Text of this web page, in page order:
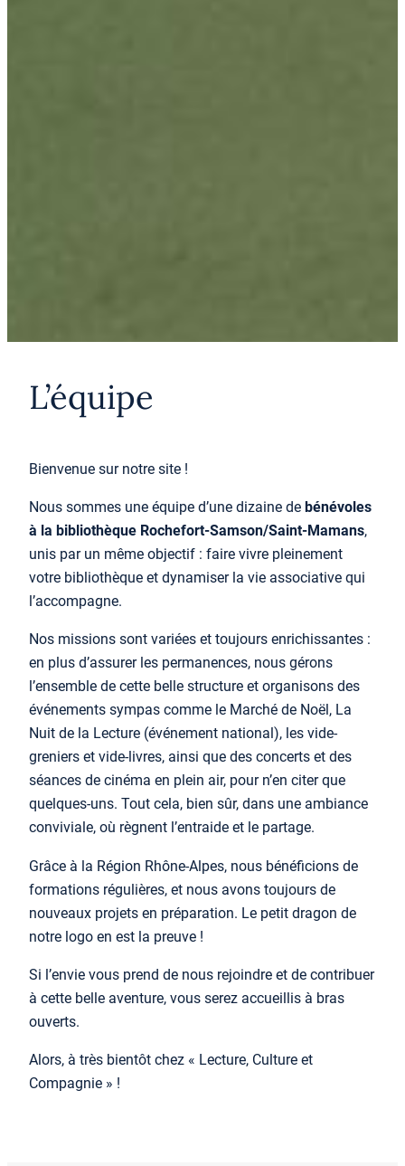
L’équipe
Bienvenue sur notre site !
Nous sommes une équipe d’une dizaine de bénévoles
à la bibliothèque Rochefort-Samson/Saint-Mamans,
unis par un même objectif : faire vivre pleinement
votre bibliothèque et dynamiser la vie associative qui
l’accompagne.
Nos missions sont variées et toujours enrichissantes :
en plus d’assurer les permanences, nous gérons
l’ensemble de cette belle structure et organisons des
événements sympas comme le Marché de Noël, La
Nuit de la Lecture (événement national), les vide-
greniers et vide-livres, ainsi que des concerts et des
séances de cinéma en plein air, pour n’en citer que
quelques-uns. Tout cela, bien sûr, dans une ambiance
conviviale, où règnent l’entraide et le partage.
Grâce à la Région Rhône-Alpes, nous bénéficions de
formations régulières, et nous avons toujours de
nouveaux projets en préparation. Le petit dragon de
notre logo en est la preuve !
Si l’envie vous prend de nous rejoindre et de contribuer
à cette belle aventure, vous serez accueillis à bras
ouverts.
Alors, à très bientôt chez « Lecture, Culture et
Compagnie » !